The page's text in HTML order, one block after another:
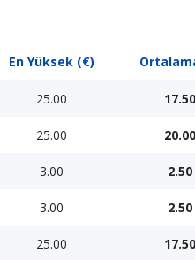
En Yüksek (€)
25.00 17.50
25.00 20.00
3.00 2.50
3.00 2.50
25.00 17.50